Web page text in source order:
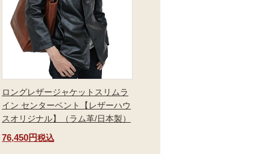
ロングレザージャケットスリムラ
イン センターベント【レザーハウ
スオリジナル】（ラム革/日本製）
76,450円税込